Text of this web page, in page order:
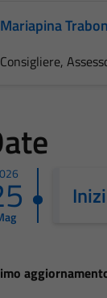
Mariapina
Consigliere,